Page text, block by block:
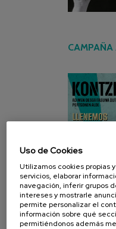
CAMPAÑA
Uso de Cookies
Utilizamos cookies propias
servicios, elaborar
navegación, inferir grupos
intereses y mostrarle
permite personalizar el
información sobre qué
permitiéndonos además